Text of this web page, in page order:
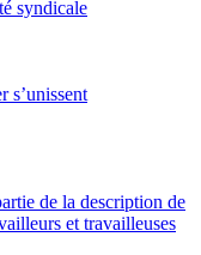
syndicale
s’unissent
de la description de
et travailleuses